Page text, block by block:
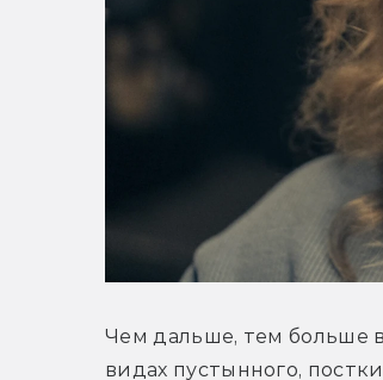
Чем дальше, тем больше
видах пустынного,